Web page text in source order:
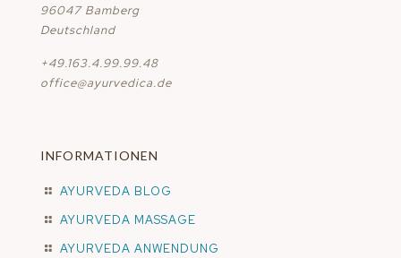
96047 Bamberg
Deutschland
+49.163.4.99.99.48
office@ayurvedica.de
INFORMATIONEN
AYURVEDA BLOG
AYURVEDA MASSAGE
AYURVEDA ANWENDUNG